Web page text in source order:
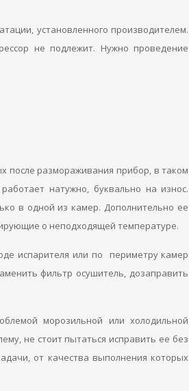
установленного производителем.
не подлежит. Нужно проведение
после размораживания прибор, в таком
натужно, буквально на износ.
в одной из камер. Дополнительно ее
о неподходящей температуре.
испарителя или по периметру камер
фильтр осушитель, дозаправить
морозильной или холодильной
не стоит пытаться исправить ее без
от качества выполнения которых